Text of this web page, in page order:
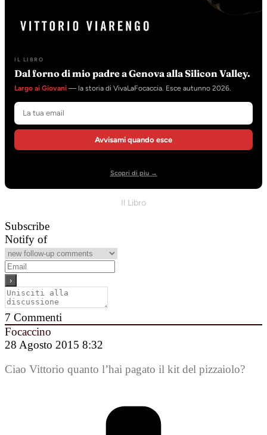
IL LIBRO
Dal forno di mio padre a Genova alla Silicon Valley.
Largo ai Giovani — la storia di VivaLaFocaccia. Esce autunno 2026.
Avvisami quando esce
Scopri di piu →
Il Libro
Subscribe
Notify of
7 Commenti
Focaccino
28 Agosto 2015 8:32
Ciao Vittorio quanto l’hai pagato il kit del pizzaiolo?